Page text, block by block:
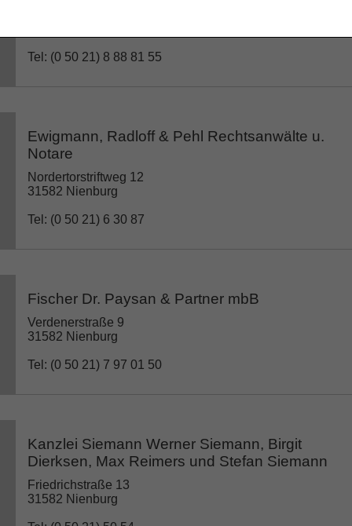
Tel: (0 50 21) 8 88 81 55
Ewigmann, Radloff & Pehl Rechtsanwälte u.
Notare
Nordertorstriftweg 12
31582 Nienburg
Tel: (0 50 21) 6 30 87
Fischer Dr. Paysan & Partner mbB
Verdenerstraße 9
31582 Nienburg
Tel: (0 50 21) 7 97 01 50
Kanzlei Siemann Werner Siemann, Birgit
Dierksen, Max Reimers und Stefan Siemann
Friedrichstraße 13
31582 Nienburg